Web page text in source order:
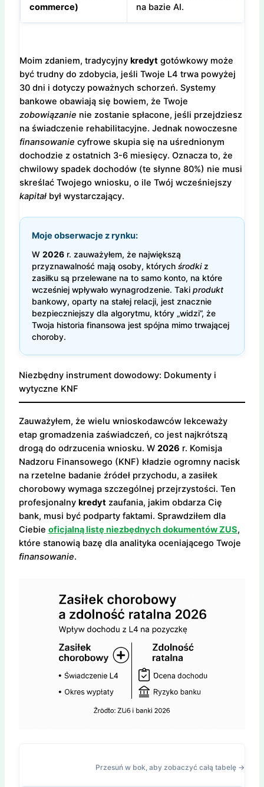
commerce)
na bazie AI.
Moim zdaniem, tradycyjny kredytgotówkowy może
być trudny do zdobycia, jeśli Twoje L4 trwa powyżej
30 dni i dotyczy poważnych schorzeń. Systemy
bankowe obawiają się bowiem, że Twoje
zobowiązanie nie zostanie spłacone, jeśli przejdziesz
na świadczenie rehabilitacyjne. Jednak nowoczesne
finansowanie cyfrowe skupia się na uśrednionym
dochodzie z ostatnich 3-6 miesięcy. Oznacza to, że
chwilowy spadek dochodów (te słynne 80%) nie musi
skreślać Twojego wniosku, o ile Twój wcześniejszy
kapitałbył wystarczający.
Moje obserwacje z rynku:
W 2026r. zauważyłem, że największą
przyznawalność mają osoby, których środkiz
zasiłku są przelewane na to samo konto, na które
wcześniej wpływało wynagrodzenie. Taki produkt
bankowy, oparty na stałej relacji, jest znacznie
bezpieczniejszy dla algorytmu, który „widzi”, że
Twoja historia finansowa jest spójna mimo trwającej
choroby.
Niezbędny instrument dowodowy: Dokumenty i
wytyczne KNF
Zauważyłem, że wielu wnioskodawców lekceważy
etap gromadzenia zaświadczeń, co jest najkrótszą
drogą do odrzucenia wniosku. W 2026 r. Komisja
Nadzoru Finansowego (KNF) kładzie ogromny nacisk
na rzetelne badanie źródeł przychodu, a zasiłek
chorobowy wymaga szczególnej przejrzystości. Ten
profesjonalny kredytzaufania, jakim obdarza Cię
bank, musi być podparty faktami. Sprawdziłem dla
Ciebie oficjalną listę niezbędnych dokumentów ZUS,
które stanowią bazę dla analityka oceniającego Twoje
finansowanie.
Przesuń w bok, aby zobaczyć całą tabelę →